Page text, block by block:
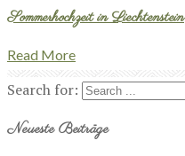
Sommerhochzeit in Liechtenstein
Read More
Search for:
Neueste Beiträge